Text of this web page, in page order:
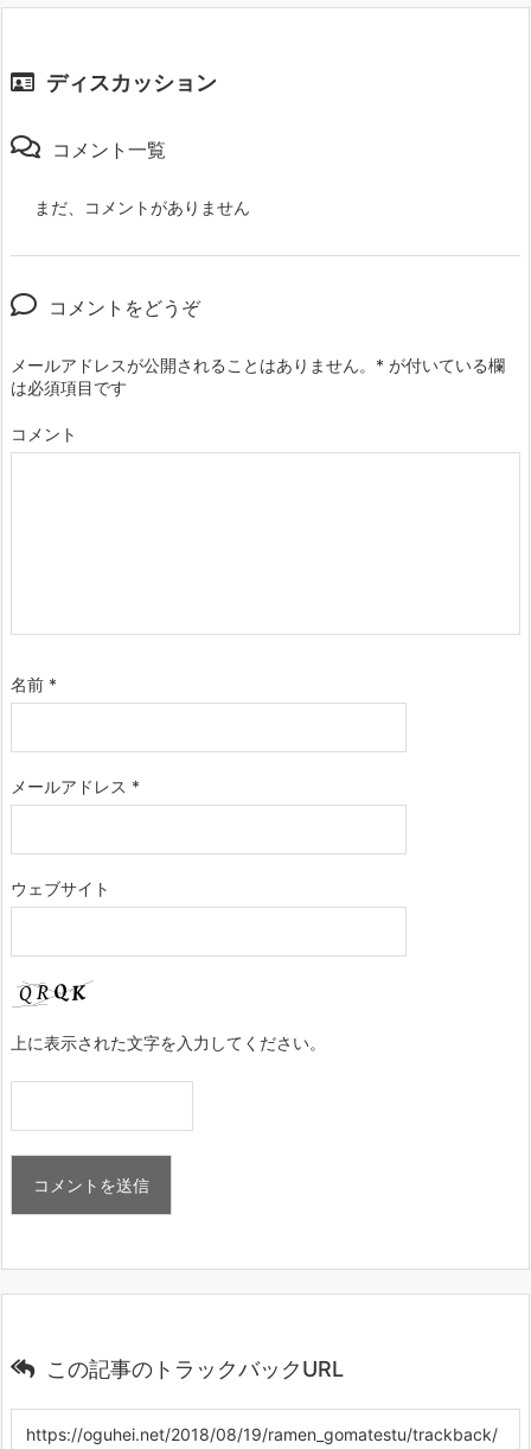
ディスカッション
コメント一覧
まだ、コメントがありません
コメントをどうぞ
メールアドレスが公開されることはありません。 * が付いている欄
は必須項目です
コメント
名前 *
メールアドレス *
ウェブサイト
上に表示された文字を入力してください。
この記事のトラックバックURL